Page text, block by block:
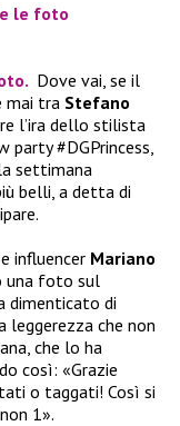
le foto
Dove vai, se il
mai tra Stefano
l’ira dello stilista
#DGPrincess,
settimana
belli, a detta di
influencer Mariano
una foto sul
dimenticato di
leggerezza che non
che lo ha
così: «Grazie
o taggati! Così si
1».